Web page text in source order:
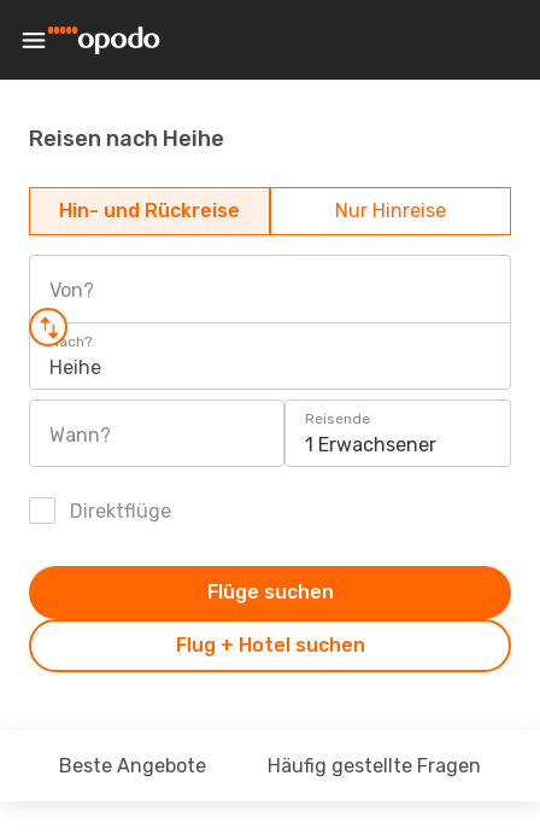
Reisen nach Heihe
Hin- und Rückreise Nur Hinreise
Von?
Nach?
Heihe
Wann?
Reisende
1 Erwachsener
Direktflüge
Flug + Hotel suchen
Flüge suchen
Beste Angebote Häufig gestellte Fragen